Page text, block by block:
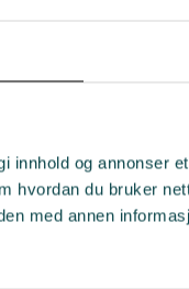
innhold og annonser
hvordan du bruker
med annen